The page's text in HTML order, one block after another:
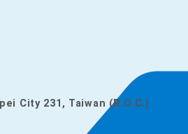
City 231, Taiwan (R.O.C.)